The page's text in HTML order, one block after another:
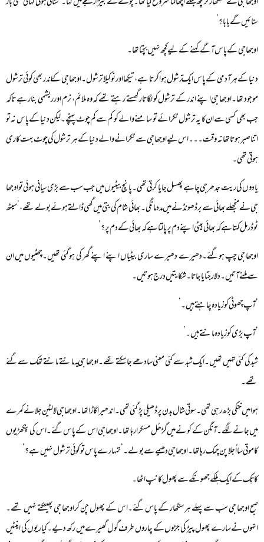
سنائیں گے بابا؟’
اوجھا جی کے پاس آگے کہنے کے لیے کچھ نہیں بچتا تھا۔
دنیا کے ہر آدمی کے پاس ایک ترشول ہوا کرتا ہے، تیکھا اور نوکیلاترشول۔اوجھا جی کے اندر بھی کوئی ترشول
موجود تھا۔ اوجھا جی اپنے اندر کے ترشول کو لگاتار گھستے رہتے تھے کہ وہ ملائم، نرم اور ریشمی بنا رہے تاکہ
جب بھی کسی سے ان کا یہ ترشول ٹکرائے تو سامنے والے کو کم سے کم چوٹ پہنچے۔لیکن دنیا کے پاس نہ تو
اتنا صبر ہوتا تھا نہ وقت۔۔۔اس لیے اوجھا جی سے ٹکرانے والے دنیا کے ہر ترشول کی چوٹ بہت کاری
ہوتی تھی۔
یادوں کی ریت جدھر جی چاہے پھسل جایا کرتی تھی۔ پانچ بیٹیوں میں جب سب سے بڑی سیانی ہوئی تو اوجھا
جی نے منجھلے بھائی سے بر ڈھونڈنے میں مدد مانگی۔بھائی شام کی بتی میں گھی ڈالتے ہوئے بولے تھے،’سیٹھ
ٹوڈرمل کہتا ہے کہ بھائی بیٹی اپنے دم پر پالتا ہے کہ بھائی کے دم پر؟’
اوجھا جی چپ ہوگئے۔دھیرے دھیرے ساری بیٹیاں اپنے اپنے گھر کی ہوگئی تھیں۔چھٹیوں میں ان
سے ملنے آتیں۔دلار جتایا جاتا۔ شکایتیں درج ہوتیں۔
‘آپ چھوٹی کو زیادہ چاہتے ہیں۔’
‘آپ بڑی کو زیادہ مانتے ہیں۔’
شبد کی کئی تہیں تھیں۔ایک شبد سے کئی معنی سادھے جاسکتے تھے۔اوجھا جی یہ مانتے مانتے تھک سے گئے
تھے۔
ہوا میں خنکی بڑھ رہی تھی۔سوتی شال بدن پر ڈھیلی پڑ گئی تھی۔ اندھیرا گاڑا تھا۔ اوجھا جی لالٹین جلانے کمرے
میں جانے لگے۔ آنگن کے کونے میں گڑھُل مسکرا رہا تھا۔اوجھا جی اس کے پاس گئے۔اس کی پنکھڑیوں
کا موتی سا اُجلا پن چمک رہا تھا۔اوجھا جی دھیمے سے بولے۔’تمہارے پاس تو کوئی ترشول نہیں ہے؟’
کاتِک کے ایک ہلکے جھونکے سے پھول کانپ اٹھا۔
صبح اوجھا جی سب سے پہلے ہرسنگھار کے پاس گئے۔اس کے پھول چن کر اوجھا جی پھینکتے نہیں تھے۔
انہوں نے سارے پھول پیڑ کی جڑوں کے چاروں طرف گول گھیرے میں رکھ دیے۔کیاریوں کی اینٹیں